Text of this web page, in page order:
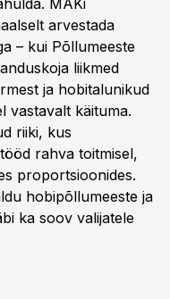
MAKi
arvestada
– kui Põllumeeste
liikmed
ja hobitalunikud
vastavalt käituma.
riiki, kus
rahva toitmisel,
proportsioonides.
hobipõllumeeste ja
ka soov valijatele